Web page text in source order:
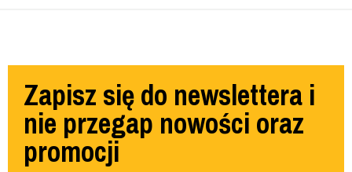
Zapisz się do newslettera i
nie przegap nowości oraz
promocji